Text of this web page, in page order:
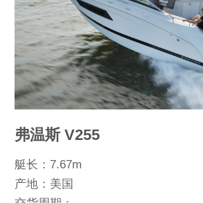
弗温斯 V255
艇长：7.67m
产地：美国